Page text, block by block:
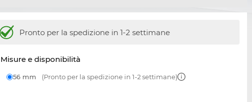
Pronto per la spedizione in 1-2 settimane
Misure e disponibilità
56 mm (Pronto per la spedizione in 1-2 settimane)